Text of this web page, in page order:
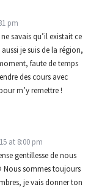
pm
savais qu’il existait ce
je suis de la région,
faute de temps
des cours avec
m’y remettre !
at 8:00 pm
gentillesse de nous
Nous sommes toujours
je vais donner ton